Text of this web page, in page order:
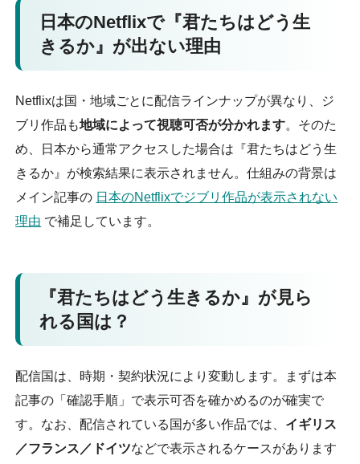
日本のNetflixで『君たちはどう生
きるか』が出ない理由
Netflixは国・地域ごとに配信ラインナップが異なり、ジ
ブリ作品も地域によって視聴可否が分かれます。そのた
め、日本から通常アクセスした場合は『君たちはどう生
きるか』が検索結果に表示されません。仕組みの背景は
メイン記事の 日本のNetflixでジブリ作品が表示されない
理由 で補足しています。
『君たちはどう生きるか』が見ら
れる国は？
配信国は、時期・契約状況により変動します。まずは本
記事の「確認手順」で表示可否を確かめるのが確実で
す。なお、配信されている国が多い作品では、 イギリス
／フランス／ドイツなどで表示されるケースがあります